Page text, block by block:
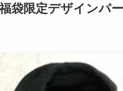
袋限定デザインパ